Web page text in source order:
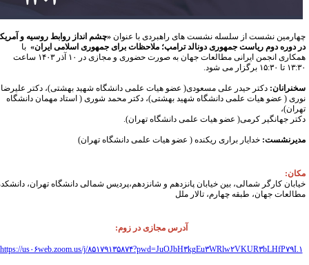
نشست از سلسله نشست های راهبردی با عنوان«چشم انداز روابط روسیه و آمریکا
دوره دوم ریاست جمهوری دونالد ترامپ؛ ملاحظات برای جمهوری اسلامی ایران»با
همکاری انجمن ایرانی مطالعات جهان به صورت حضوری و مجازی در ۱۰ آذر ۱۴۰۳ ساعت
۱۵:۳۰ برگزار می شود.
دکتر حیدر علی مسعودی( عضو هیات علمی دانشگاه شهید بهشتی)، دکتر علیرضا
( عضو هیات علمی دانشگاه شهید بهشتی)، دکتر محمد شوری ( استاد مهمان دانشگاه
جهانگیر کرمی( عضو هیات علمی دانشگاه تهران).
خدایار براری ریکنده ( عضو هیات علمی دانشگاه تهران)
کارگر شمالی، بین خیابان پانزدهم و شانزدهم،پردیس شمالی دانشگاه تهران، دانشکده
جهان، ‌طبقه چهارم، تالار ملل
آدرس مجازی در زوم:
https://us۰۶web.zoom.us/j/۸۵۱۷۹۱۳۵۸۷۴?pwd=JuOJbH۳kgEu۳WRlw۲VKUR۳bLHfP۷۹I.۱